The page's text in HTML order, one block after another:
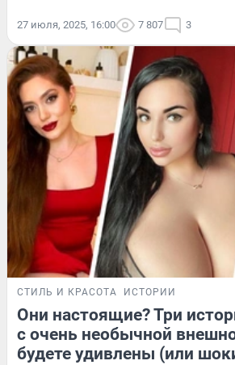
27 июля, 2025, 16:00 7 807 3
СТИЛЬ И КРАСОТА ИСТОРИИ
Они настоящие? Три
с очень необычной
будете удивлены (или